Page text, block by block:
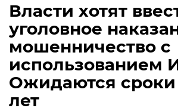
Власти хотят
уголовное
мошенничество с
использованием
Ожидаются сроки
лет